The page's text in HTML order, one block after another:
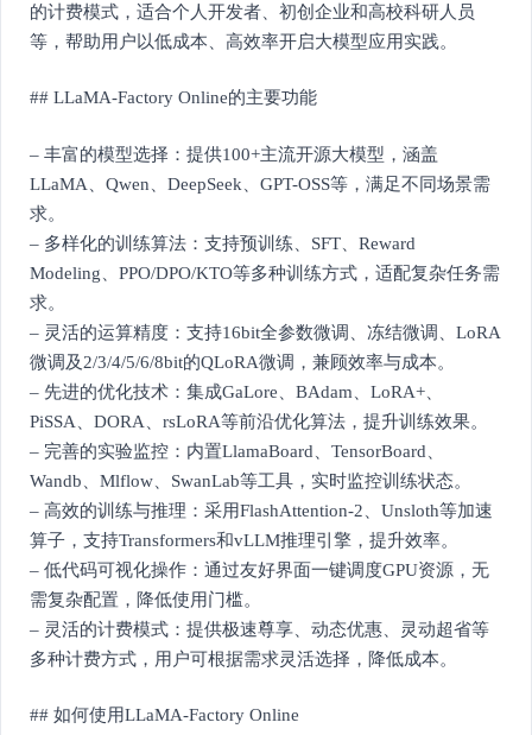
的计费模式，适合个人开发者、初创企业和高校科研人员
等，帮助用户以低成本、高效率开启大模型应用实践。
## LLaMA-Factory Online的主要功能
– 丰富的模型选择：提供100+主流开源大模型，涵盖
LLaMA、Qwen、DeepSeek、GPT-OSS等，满足不同场景需
求。
– 多样化的训练算法：支持预训练、SFT、Reward
Modeling、PPO/DPO/KTO等多种训练方式，适配复杂任务需
求。
– 灵活的运算精度：支持16bit全参数微调、冻结微调、LoRA
微调及2/3/4/5/6/8bit的QLoRA微调，兼顾效率与成本。
– 先进的优化技术：集成GaLore、BAdam、LoRA+、
PiSSA、DORA、rsLoRA等前沿优化算法，提升训练效果。
– 完善的实验监控：内置LlamaBoard、TensorBoard、
Wandb、Mlflow、SwanLab等工具，实时监控训练状态。
– 高效的训练与推理：采用FlashAttention-2、Unsloth等加速
算子，支持Transformers和vLLM推理引擎，提升效率。
– 低代码可视化操作：通过友好界面一键调度GPU资源，无
需复杂配置，降低使用门槛。
– 灵活的计费模式：提供极速尊享、动态优惠、灵动超省等
多种计费方式，用户可根据需求灵活选择，降低成本。
## 如何使用LLaMA-Factory Online